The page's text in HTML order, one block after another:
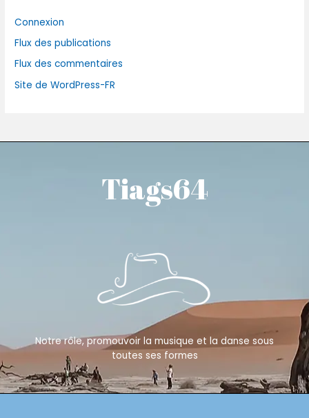
Connexion
Flux des publications
Flux des commentaires
Site de WordPress-FR
Tiags64
Notre rôle, promouvoir la musique et la danse sous
toutes ses formes